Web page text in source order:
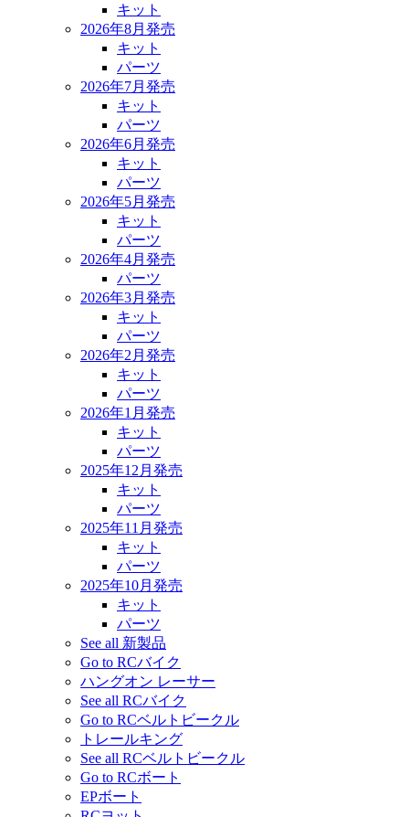
キット
2026年8月発売
キット
パーツ
2026年7月発売
キット
パーツ
2026年6月発売
キット
パーツ
2026年5月発売
キット
パーツ
2026年4月発売
パーツ
2026年3月発売
キット
パーツ
2026年2月発売
キット
パーツ
2026年1月発売
キット
パーツ
2025年12月発売
キット
パーツ
2025年11月発売
キット
パーツ
2025年10月発売
キット
パーツ
See all 新製品
Go to RCバイク
ハングオン レーサー
See all RCバイク
Go to RCベルトビークル
トレールキング
See all RCベルトビークル
Go to RCボート
EPボート